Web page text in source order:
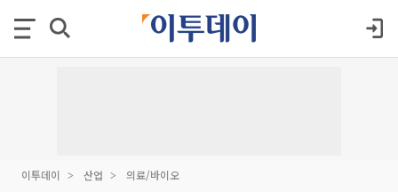
이투데이 산업 의료/바이오